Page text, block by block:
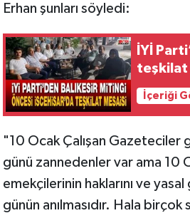
Erhan şunları söyledi:
İYİ
teşkilat
İçeriği
"10 Ocak Çalışan Gazeteciler
günü zannedenler var ama 10
emekçilerinin haklarını ve
günün anılmasıdır. Hala